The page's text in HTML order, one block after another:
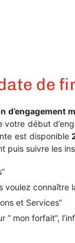
de
d’engagement
début
est disponible
puis suivre les
voulez connaître
et Services”
mon forfait”,